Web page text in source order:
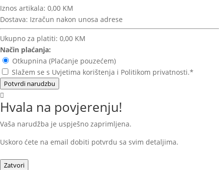
Iznos artikala: 0,00 KM
Dostava: Izračun nakon unosa adrese
Ukupno za platiti: 0,00 KM
Način plaćanja:
Otkupnina (Plaćanje pouzećem)
Slažem se s Uvjetima korištenja i Politikom privatnosti.*
Potvrdi narudzbu
Hvala na povjerenju!
Vaša narudžba je uspješno zaprimljena.
Uskoro ćete na email dobiti potvrdu sa svim detaljima.
Zatvori